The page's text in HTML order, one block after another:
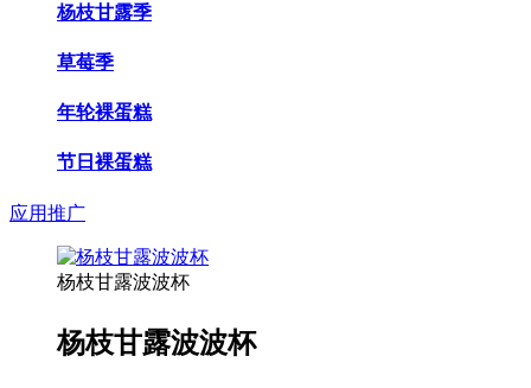
杨枝甘露季
草莓季
年轮裸蛋糕
节日裸蛋糕
应用推广
杨枝甘露波波杯
杨枝甘露波波杯